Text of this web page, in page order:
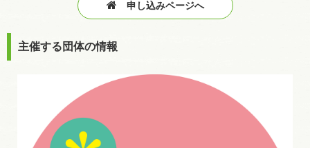
申し込みページへ
主催する団体の情報